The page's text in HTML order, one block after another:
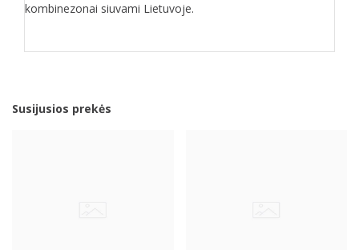
kombinezonai siuvami Lietuvoje.
Susijusios prekės